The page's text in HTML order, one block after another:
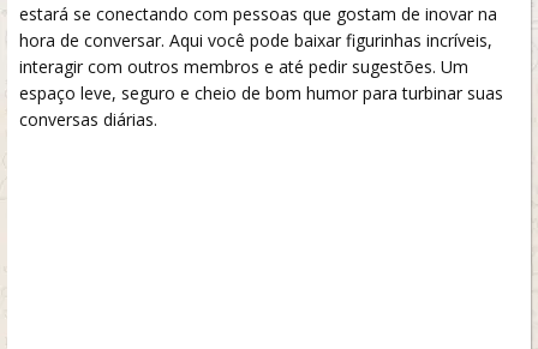
estará se conectando com pessoas que gostam de inovar na
hora de conversar. Aqui você pode baixar figurinhas incríveis,
interagir com outros membros e até pedir sugestões. Um
espaço leve, seguro e cheio de bom humor para turbinar suas
conversas diárias.